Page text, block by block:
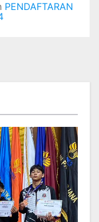
PENDAFTARAN